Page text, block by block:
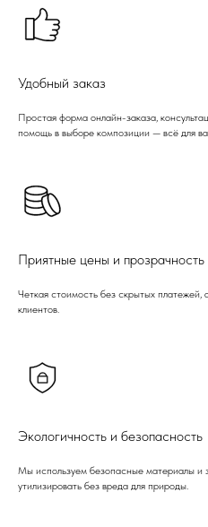
Удобный заказ
Простая форма онлайн-заказа,
помощь в выборе композиции — всё для
Приятные цены и прозрачность
Четкая стоимость без скрытых платежей,
клиентов.
Экологичность и безопасность
Мы используем безопасные материалы и
утилизировать без вреда для природы.